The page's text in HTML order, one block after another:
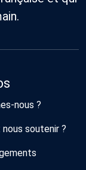
nous ?
soutenir ?